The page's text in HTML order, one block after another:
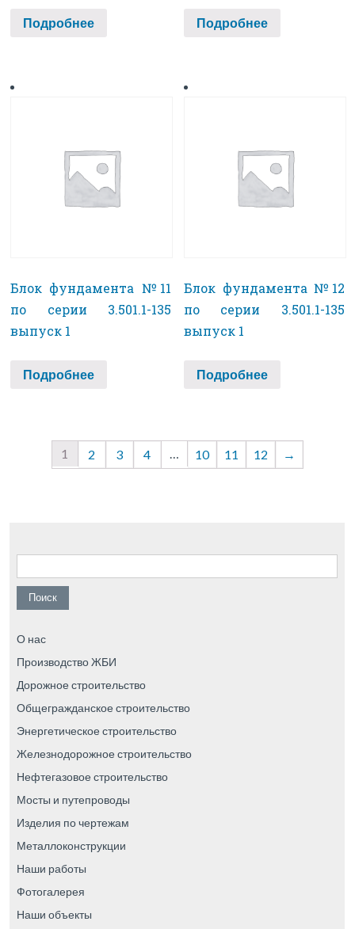
Подробнее Подробнее
Блок фундамента №11
по серии 3.501.1-135
выпуск 1
Подробнее
Блок фундамента №12
по серии 3.501.1-135
выпуск 1
Подробнее
1 2 3 4 10 11 12 →
Найти:
О нас
Производство ЖБИ
Дорожное строительство
Общегражданское строительство
Энергетическое строительство
Железнодорожное строительство
Нефтегазовое строительство
Мосты и путепроводы
Изделия по чертежам
Металлоконструкции
Наши работы
Фотогалерея
Наши объекты